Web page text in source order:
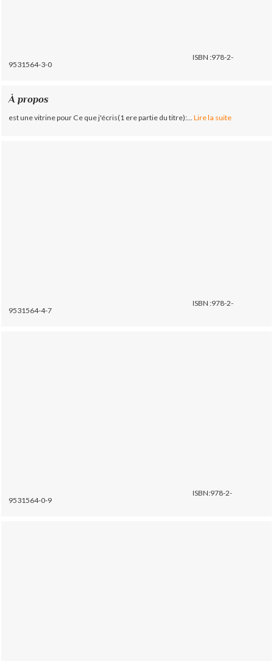
ISBN :978-2-
9531564-3-0
À propos
est une vitrine pour Ce que j'écris(1 ere partie du titre):... Lire la suite
ISBN :978-2-
9531564-4-7
ISBN:978-2-
9531564-0-9